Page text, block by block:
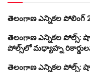
తెలంగాణ ఎన్నికల పోలింగ్
తెలంగాణ ఎన్నికల పోల్స్:
పోల్స్‌లో మధ్యాహ్న
తెలంగాణ ఎన్నికల పోల్స్: